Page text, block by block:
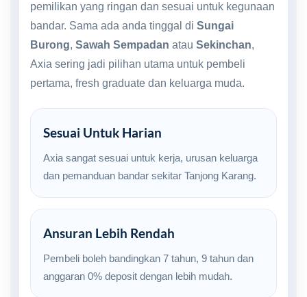
pemilikan yang ringan dan sesuai untuk kegunaan
bandar. Sama ada anda tinggal di Sungai
Burong, Sawah Sempadan atau Sekinchan,
Axia sering jadi pilihan utama untuk pembeli
pertama, fresh graduate dan keluarga muda.
Sesuai Untuk Harian
Axia sangat sesuai untuk kerja, urusan keluarga
dan pemanduan bandar sekitar Tanjong Karang.
Ansuran Lebih Rendah
Pembeli boleh bandingkan 7 tahun, 9 tahun dan
anggaran 0% deposit dengan lebih mudah.